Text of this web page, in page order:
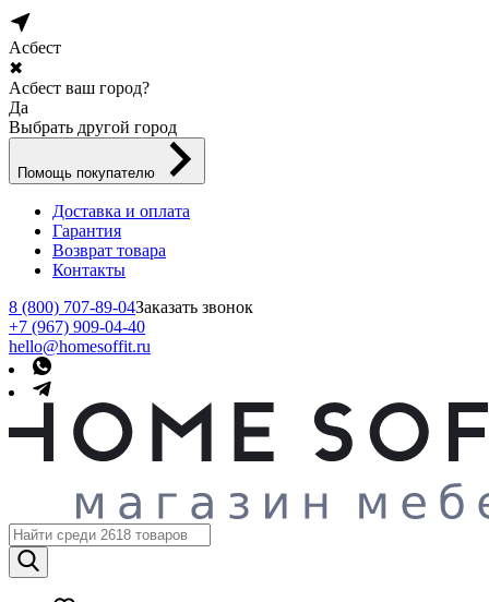
Асбест
✖
Асбест ваш город?
Да
Выбрать другой город
Помощь покупателю
Доставка и оплата
Гарантия
Возврат товара
Контакты
8 (800) 707-89-04Заказать звонок
+7 (967) 909-04-40
hello@homesoffit.ru